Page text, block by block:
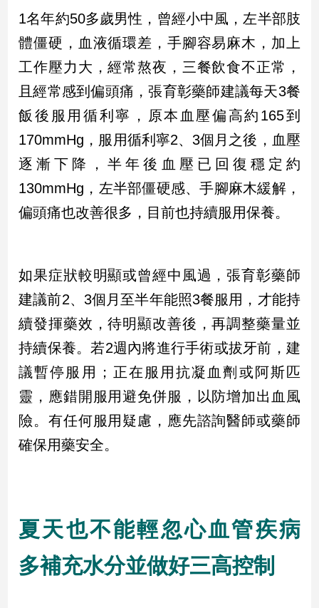
1名年約50多歲男性，曾經小中風，左半部肢
體僵硬，血液循環差，手腳容易麻木，加上
工作壓力大，經常熬夜，三餐飲食不正常，
且經常感到偏頭痛，張育彰藥師建議每天3餐
飯後服用循利寧，原本血壓偏高約165到
170mmHg，服用循利寧2、3個月之後，血壓
逐漸下降，半年後血壓已回復穩定約
130mmHg，左半部僵硬感、手腳麻木緩解，
偏頭痛也改善很多，目前也持續服用保養。
如果症狀較明顯或曾經中風過，張育彰藥師
建議前2、3個月至半年能照3餐服用，才能持
續發揮藥效，待明顯改善後，再調整藥量並
持續保養。若2週內將進行手術或拔牙前，建
議暫停服用；正在服用抗凝血劑或阿斯匹
靈，應錯開服用避免併服，以防增加出血風
險。有任何服用疑慮，應先諮詢醫師或藥師
確保用藥安全。
夏天也不能輕忽心血管疾病
多補充水分並做好三高控制